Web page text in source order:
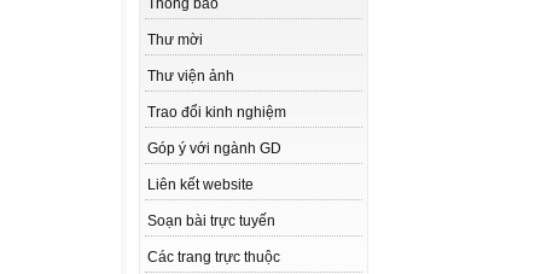
Thông báo
Thư mời
Thư viện ảnh
Trao đổi kinh nghiệm
Góp ý với ngành GD
Liên kết website
Soạn bài trực tuyến
Các trang trực thuộc